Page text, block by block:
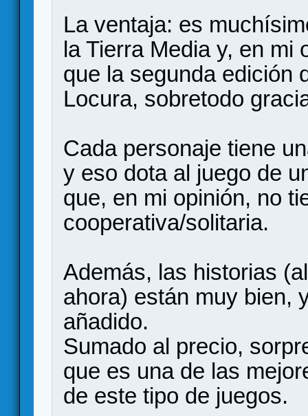
La ventaja: es
la Tierra Media y, en
que la segunda edición
Locura, sobretodo
Cada personaje tiene
y eso dota al juego de
que, en mi opinión, no
cooperativa/solitaria.
Además, las historias
ahora) están muy bien,
añadido.
Sumado al precio,
que es una de las
de este tipo de juegos.